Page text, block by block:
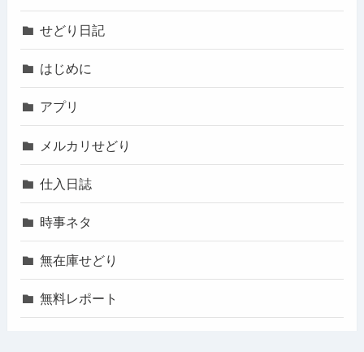
せどり日記
はじめに
アプリ
メルカリせどり
仕入日誌
時事ネタ
無在庫せどり
無料レポート